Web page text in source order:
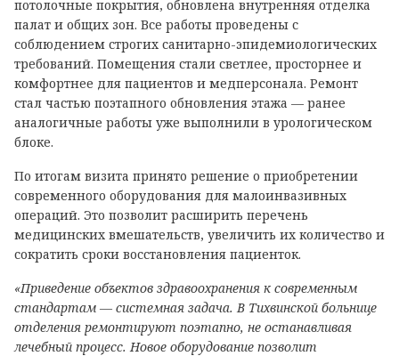
потолочные покрытия, обновлена внутренняя отделка
палат и общих зон. Все работы проведены с
соблюдением строгих санитарно-эпидемиологических
требований. Помещения стали светлее, просторнее и
комфортнее для пациентов и медперсонала. Ремонт
стал частью поэтапного обновления этажа — ранее
аналогичные работы уже выполнили в урологическом
блоке.
По итогам визита принято решение о приобретении
современного оборудования для малоинвазивных
операций. Это позволит расширить перечень
медицинских вмешательств, увеличить их количество и
сократить сроки восстановления пациенток.
«Приведение объектов здравоохранения к современным
стандартам — системная задача. В Тихвинской больнице
отделения ремонтируют поэтапно, не останавливая
лечебный процесс. Новое оборудование позволит